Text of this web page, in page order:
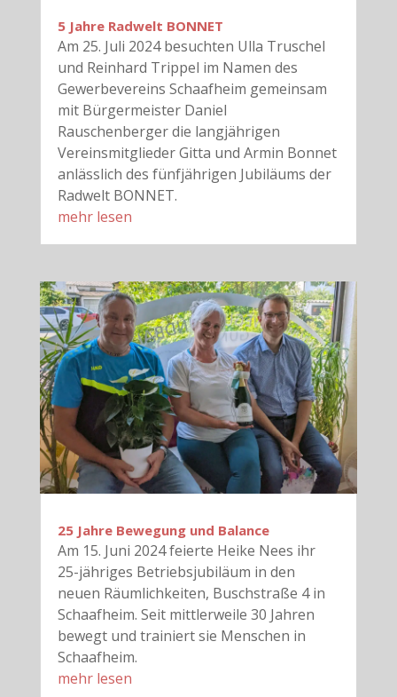
5 Jahre Radwelt BONNET
Am 25. Juli 2024 besuchten Ulla Truschel
und Reinhard Trippel im Namen des
Gewerbevereins Schaafheim gemeinsam
mit Bürgermeister Daniel
Rauschenberger die langjährigen
Vereinsmitglieder Gitta und Armin Bonnet
anlässlich des fünfjährigen Jubiläums der
Radwelt BONNET.
mehr lesen
25 Jahre Bewegung und Balance
Am 15. Juni 2024 feierte Heike Nees ihr
25-jähriges Betriebsjubiläum in den
neuen Räumlichkeiten, Buschstraße 4 in
Schaafheim. Seit mittlerweile 30 Jahren
bewegt und trainiert sie Menschen in
Schaafheim.
mehr lesen